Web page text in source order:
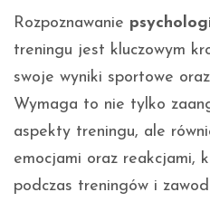
Rozpoznawanie
treningu jest kluczowym
swoje wyniki sportowe
Wymaga to nie tylko
aspekty treningu, ale
emocjami oraz reakcjami,
podczas treningów i